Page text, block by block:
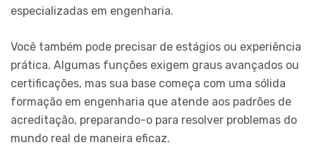
especializadas em engenharia.
Você também pode precisar de estágios ou experiência
prática. Algumas funções exigem graus avançados ou
certificações, mas sua base começa com uma sólida
formação em engenharia que atende aos padrões de
acreditação, preparando-o para resolver problemas do
mundo real de maneira eficaz.